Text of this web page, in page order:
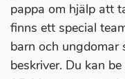
pappa om hjälp att
finns ett special
barn och ungdomar
beskriver. Du kan